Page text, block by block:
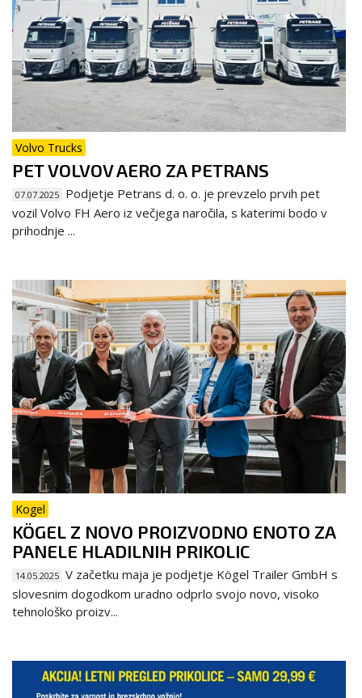
Volvo Trucks
PET VOLVOV AERO ZA PETRANS
07.07.2025 Podjetje Petrans d. o. o. je prevzelo prvih pet
vozil Volvo FH Aero iz večjega naročila, s katerimi bodo v
prihodnje ...
Kogel
KÖGEL Z NOVO PROIZVODNO ENOTO ZA
PANELE HLADILNIH PRIKOLIC
14.05.2025 V začetku maja je podjetje Kögel Trailer GmbH s
slovesnim dogodkom uradno odprlo svojo novo, visoko
tehnološko proizv...